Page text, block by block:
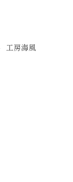
工房海風